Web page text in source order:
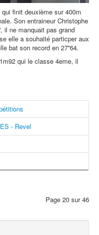
finit deuxième sur 400m
Son entraineur Christophe
il ne manquait pas grand
elle a souhaité particper aux
bat son record en 27''64.
qui le classe 4eme, il
- Revel
Page 20 sur 46